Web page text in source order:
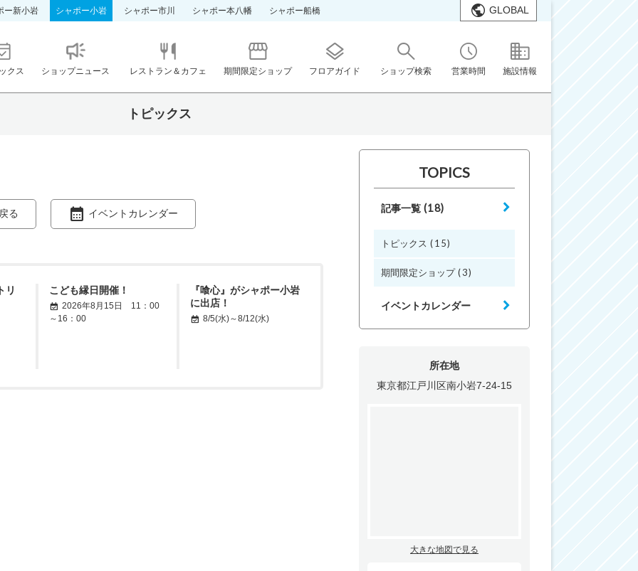
ー新小岩 シャポー小岩 シャポー市川 シャポー本八幡 シャポー船橋 GLOBAL
クス ショップニュース レストラン＆カフェ 期間限定ショップ フロアガイド ショップ検索 営業時間 施設情報
トピックス
る イベントカレンダー
リ こども縁日開催！
2026年8月15日 11：00
～16：00
『喰心』がシャポー小岩
に出店！
8/5(水)～8/12(水)
TOPICS
記事一覧 (18)
トピックス (15)
期間限定ショップ(3)
イベントカレンダー
所在地
東京都江戸川区南小岩7-24-15
大きな地図で見る